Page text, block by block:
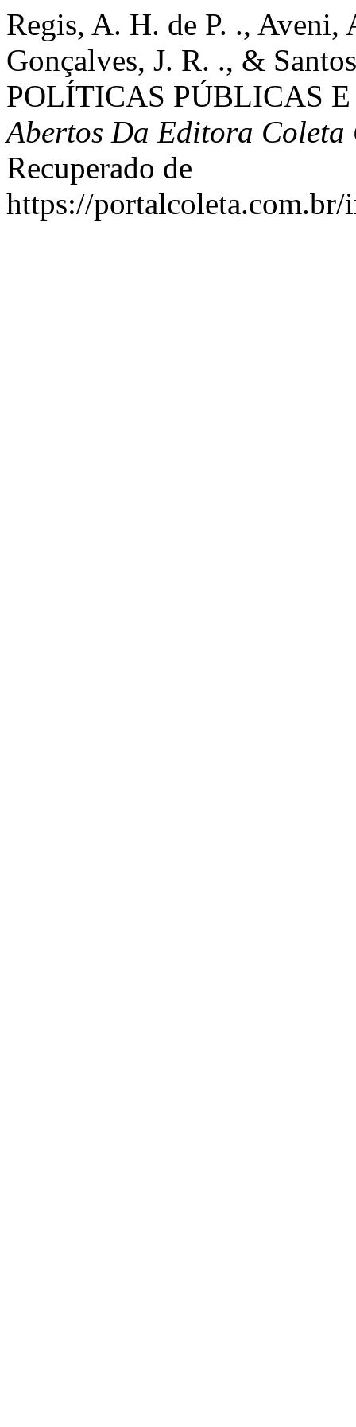
Regis, A. H. de P. .,
Gonçalves, J. R. ., &
POLÍTICAS PÚBLICAS
Abertos Da Editora
Recuperado de
https://